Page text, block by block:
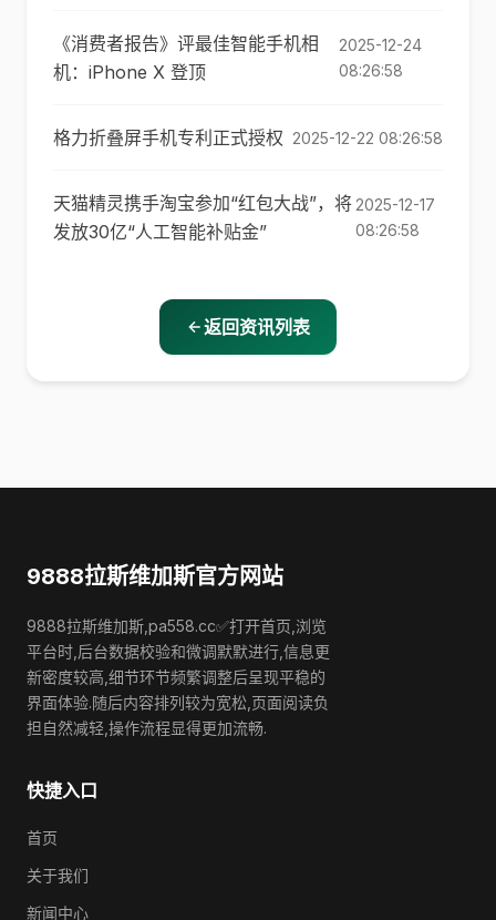
《消费者报告》评最佳智能手机相
机：iPhone X 登顶
2025-12-24
08:26:58
格力折叠屏手机专利正式授权 2025-12-22 08:26:58
天猫精灵携手淘宝参加“红包大战”，将
发放30亿“人工智能补贴金”
2025-12-17
08:26:58
返回资讯列表
9888拉斯维加斯官方网站
9888拉斯维加斯,pa558.cc✅打开首页,浏览
平台时,后台数据校验和微调默默进行,信息更
新密度较高,细节环节频繁调整后呈现平稳的
界面体验.随后内容排列较为宽松,页面阅读负
担自然减轻,操作流程显得更加流畅.
快捷入口
首页
关于我们
新闻中心